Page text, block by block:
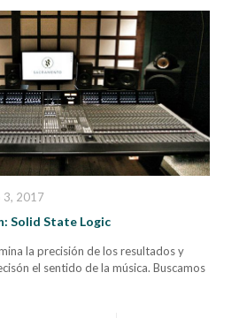
3, 2017
Solid State Logic
la precisión de los resultados y
el sentido de la música. Buscamos